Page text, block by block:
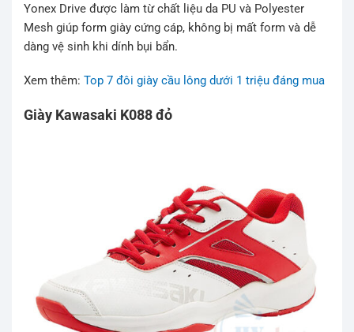
Yonex Drive được làm từ chất liệu da PU và Polyester
Mesh giúp form giày cứng cáp, không bị mất form và dễ
dàng vệ sinh khi dính bụi bẩn.
Xem thêm: Top 7 đôi giày cầu lông dưới 1 triệu đáng mua
Giày Kawasaki K088 đỏ